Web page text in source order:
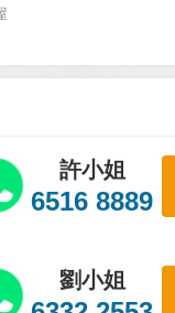
許小姐
6516 8889
劉小姐